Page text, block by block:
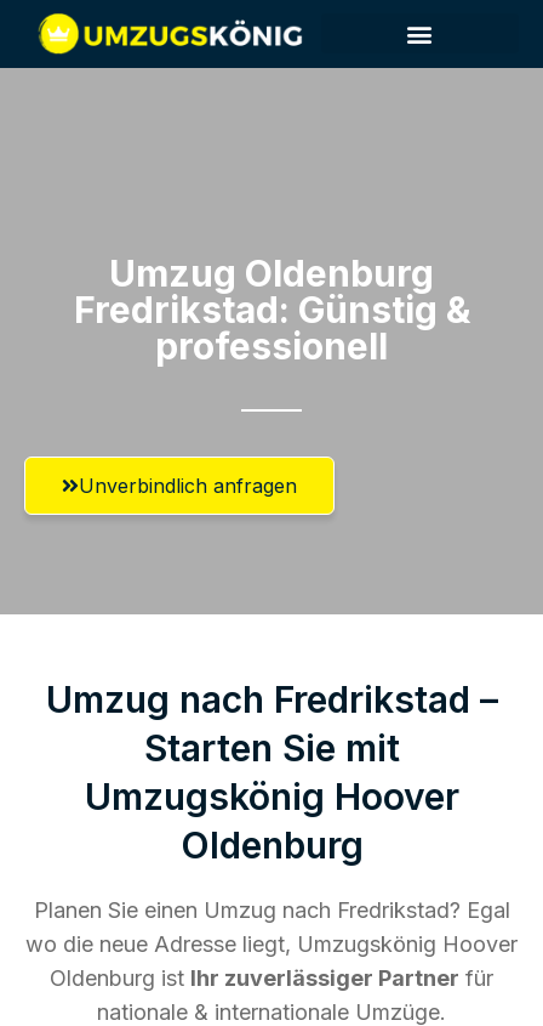
Umzug Oldenburg​
Fredrikstad: Günstig &
professionell​
Unverbindlich anfragen
Umzug nach Fredrikstad –
Starten Sie mit
Umzugskönig Hoover
Oldenburg
Planen Sie einen Umzug nach Fredrikstad? Egal
wo die neue Adresse liegt, Umzugskönig Hoover
Oldenburg ist Ihr zuverlässiger Partner für
nationale & internationale Umzüge.